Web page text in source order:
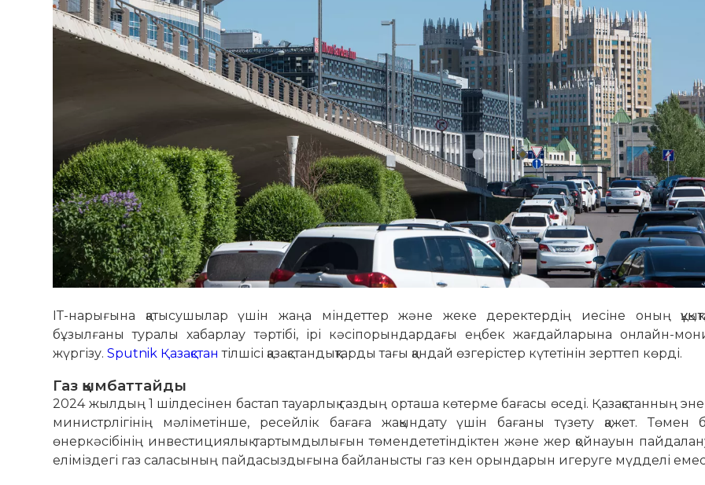
ІТ-нарығына қатысушылар үшін жаңа міндеттер және жеке деректердің иесіне оның
бұзылғаны туралы хабарлау тәртібі, ірі кәсіпорындардағы еңбек жағдайларына онлайн-
жүргізу.Sputnik Қазақстантілшісі қазақстандықтарды тағы қандай өзгерістер күтетінін зерттеп көрді.
Газ қымбаттайды
2024 жылдың 1 шілдесінен бастап тауарлық газдың орташа көтерме бағасы өседі. Қазақстанның
министрлігінің мәліметінше, ресейлік бағаға жақындату үшін бағаны түзету қажет. Төмен
өнеркәсібінің инвестициялық тартымдылығын төмендететіндіктен және жер қойнауын
еліміздегі газ саласының пайдасыздығына байланысты газ кен орындарын игеруге мүдделі